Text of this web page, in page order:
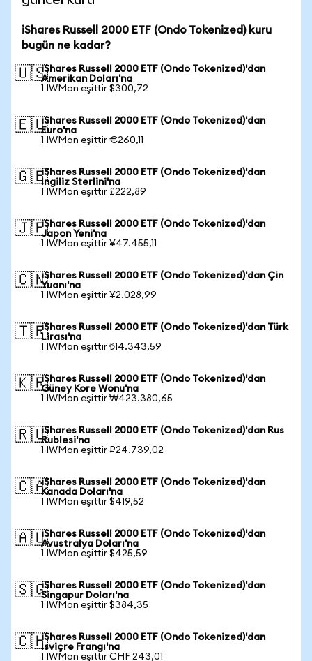
iShares Russell 2000 ETF (Ondo Tokenized) kuru
bugün ne kadar?
🇺🇸iShares Russell 2000 ETF (Ondo Tokenized)'dan
Amerikan Doları'na
1 IWMon eşittir $300,72
🇪🇺iShares Russell 2000 ETF (Ondo Tokenized)'dan
Euro'na
1 IWMon eşittir €260,11
🇬🇧iShares Russell 2000 ETF (Ondo Tokenized)'dan
İngiliz Sterlini'na
1 IWMon eşittir £222,89
🇯🇵iShares Russell 2000 ETF (Ondo Tokenized)'dan
Japon Yeni'na
1 IWMon eşittir ¥47.455,11
🇨🇳iShares Russell 2000 ETF (Ondo Tokenized)'dan Çin
Yuanı'na
1 IWMon eşittir ¥2.028,99
🇹🇷iShares Russell 2000 ETF (Ondo Tokenized)'dan Türk
Lirası'na
1 IWMon eşittir ₺14.343,59
🇰🇷iShares Russell 2000 ETF (Ondo Tokenized)'dan
Güney Kore Wonu'na
1 IWMon eşittir ₩423.380,65
🇷🇺iShares Russell 2000 ETF (Ondo Tokenized)'dan Rus
Rublesi'na
1 IWMon eşittir ₽24.739,02
🇨🇦iShares Russell 2000 ETF (Ondo Tokenized)'dan
Kanada Doları'na
1 IWMon eşittir $419,52
🇦🇺iShares Russell 2000 ETF (Ondo Tokenized)'dan
Avustralya Doları'na
1 IWMon eşittir $425,59
🇸🇬iShares Russell 2000 ETF (Ondo Tokenized)'dan
Singapur Doları'na
1 IWMon eşittir $384,35
🇨🇭iShares Russell 2000 ETF (Ondo Tokenized)'dan
İsviçre Frangı'na
1 IWMon eşittir CHF 243,01